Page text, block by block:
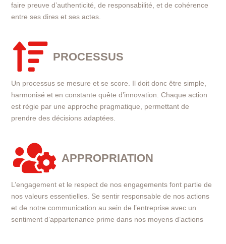
faire preuve d’authenticité, de responsabilité, et de cohérence
entre ses dires et ses actes.
 PROCESSUS
Un processus se mesure et se score. Il doit donc être simple,
harmonisé et en constante quête d’innovation. Chaque action
est régie par une approche pragmatique, permettant de
prendre des décisions adaptées.
 APPROPRIATION
L’engagement et le respect de nos engagements font partie de
nos valeurs essentielles. Se sentir responsable de nos actions
et de notre communication au sein de l’entreprise avec un
sentiment d’appartenance prime dans nos moyens d’actions